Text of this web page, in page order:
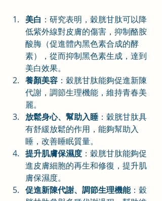
美白 ：研究表明，穀胱甘肽可以降
低紫外線對皮膚的傷害，抑制酪胺
酸脢（促進體內黑色素合成的酵
素），從而抑制黑色素生成，達到
美白效果。
養顏美容 ：穀胱甘肽能夠促進新陳
代謝，調節生理機能，維持青春美
麗。
放鬆身心、幫助入睡 ：穀胱甘肽具
有舒緩放鬆的作用，能夠幫助入
睡，改善睡眠質量。
提升肌膚保濕度 ：穀胱甘肽能夠促
進皮膚細胞的再生和修復，提升肌
膚保濕度。
促進新陳代謝、調節生理機能：穀